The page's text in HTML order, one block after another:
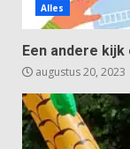
Alles
Een andere
augustus 20, 2023